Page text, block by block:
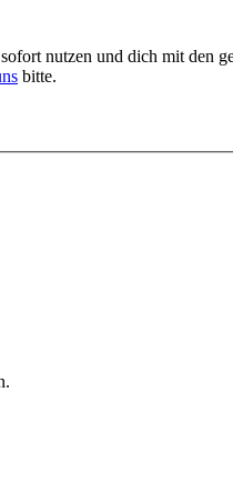
nutzen und dich mit den
bitte.